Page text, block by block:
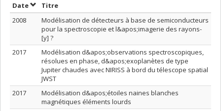
DateTrier par date en ordre décroissant
Titre
2008
Modélisation de détecteurs à base de semiconducteurs
pour la spectroscopie et l&apos;imagerie des rayons-
[y] ?
2017
Modélisation d&apos;observations spectroscopiques,
résolues en phase, d&apos;exoplanètes de type
Jupiter chaudes avec NIRISS à bord du télescope spatial
JWST
2017
Modélisation d&apos;étoiles naines blanches
magnétiques éléments lourds